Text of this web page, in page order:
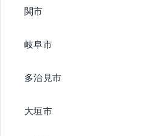
関市
岐阜市
多治見市
大垣市